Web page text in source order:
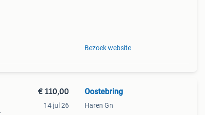
Bezoek website
€ 110,00
14 jul 26
Oostebring
Haren Gn